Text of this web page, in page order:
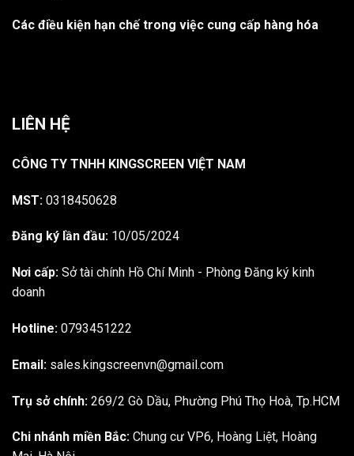
Các điều kiện hạn chế trong việc cung cấp hàng hóa
LIÊN HỆ
CÔNG TY TNHH KINGSCREEN VIỆT NAM
MST: 0318450628
Đăng ký lần đầu: 10/05/2024
Nơi cấp: Sở tài chính Hồ Chí Minh - Phòng Đăng ký kinh
doanh
Hotline: 0793451222
Email: sales.kingscreenvn@gmail.com
Trụ sở chính: 269/2 Gò Dầu, Phường Phú Thọ Hoà, Tp.HCM
Chi nhánh miền Bắc: Chung cư VP6, Hoàng Liệt, Hoàng